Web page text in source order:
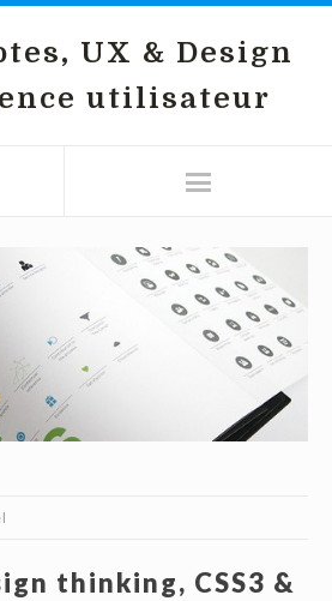
UX & Design
utilisateur
thinking, CSS3 &